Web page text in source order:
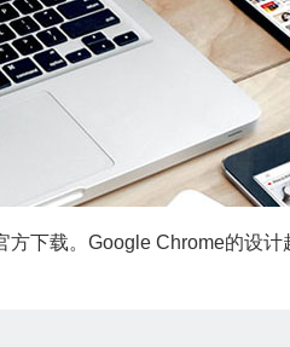
下载。Google Chrome的设计